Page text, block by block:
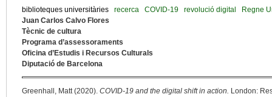
biblioteques universitàries recerca COVID-19 revolució digital
Regne
Juan Carlos Calvo Flores
Tècnic de cultura
Programa d’assessoraments
Oficina d’Estudis i Recursos Culturals
Diputació de Barcelona
Greenhall, Matt (2020). COVID-19 and the digital shift in action. London: